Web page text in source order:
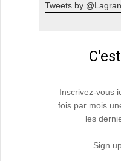
Tweets by
Inscrivez-vous
fois par mois
les
Sign